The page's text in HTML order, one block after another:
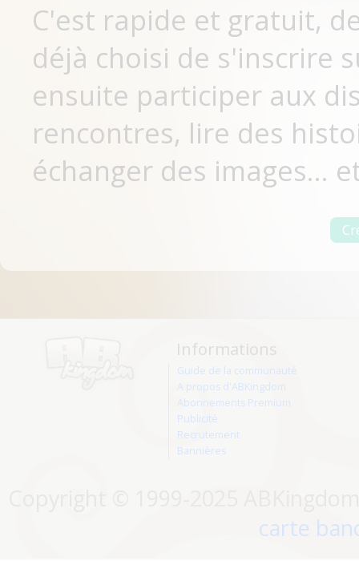
C'est rapide et gratuit,
déjà choisi de s'inscrire
ensuite participer aux
rencontres, lire des
échanger des images...
Informations
Guide de la communauté
A propos d'ABKingdom
Abonnements Premium
Publicité
Recrutement
Bannières
carte